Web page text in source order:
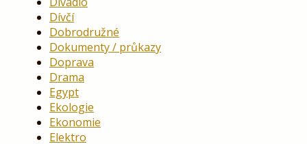
Dívčí
Dobrodružné
Dokumenty / průkazy
Doprava
Drama
Egypt
Ekologie
Ekonomie
Elektro